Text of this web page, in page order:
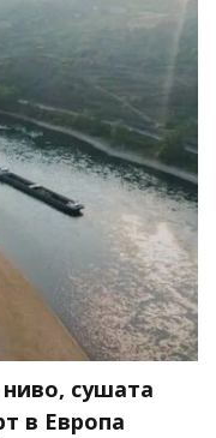
сушата
в Европа